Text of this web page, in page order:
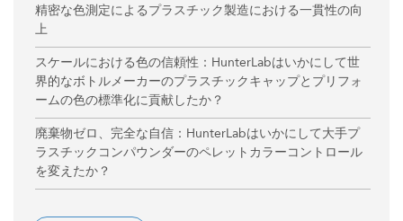
精密な色測定によるプラスチック製造における一貫性の向
上
スケールにおける色の信頼性：HunterLabはいかにして世
界的なボトルメーカーのプラスチックキャップとプリフォ
ームの色の標準化に貢献したか？
廃棄物ゼロ、完全な自信：HunterLabはいかにして大手プ
ラスチックコンパウンダーのペレットカラーコントロール
を変えたか？